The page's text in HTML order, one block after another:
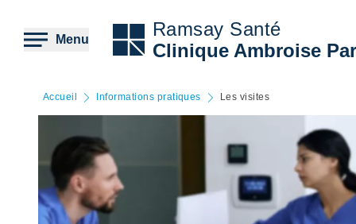
contenu
principal
Menu
Ramsay Santé
Clinique Ambroise
Accueil Informations pratiques Les visites